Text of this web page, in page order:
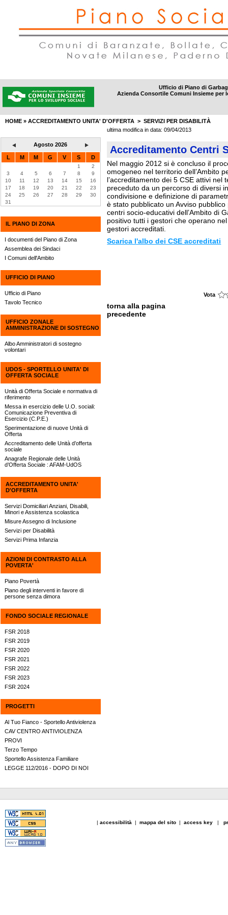
DISTRETTI|AMBITI SOCIALI| INFORMAZIONI|CONTATTI
Ufficio di Piano di
Azienda Consortile Comuni Insieme per
HOME» ACCREDITAMENTO UNITA' D'OFFERTA > SERVIZI PER DISABILITÀ
Agosto 2026
L M M G V S D
1
2
3
4 5 6 7 8
9
10
11 12 13 14 15
16
17
18 19 20 21 22
23
24
25 26 27 28 29
30
31
IL PIANO DI ZONA
I documenti del Piano di Zona
Assemblea dei Sindaci
I Comuni dell'Ambito
UFFICIO DI PIANO
Ufficio di Piano
Tavolo Tecnico
UFFICIO ZONALE
AMMINISTRAZIONE DI SOSTEGNO
Albo Amministratori di sostegno
volontari
UDOS - SPORTELLO UNITA' DI
OFFERTA SOCIALE
Unità di Offerta Sociale e normativa di
riferimento
Messa in esercizio delle U.O. sociali:
Comunicazione Preventiva di
Esercizio (C.P.E.)
Sperimentazione di nuove Unità di
Offerta
Accreditamento delle Unità d’offerta
sociale
Anagrafe Regionale delle Unità
d’Offerta Sociale : AFAM-UdOS
ACCREDITAMENTO UNITA'
D'OFFERTA
Servizi Domiciliari Anziani, Disabili,
Minori e Assistenza scolastica
Misure Assegno di Inclusione
Servizi per Disabilità
Servizi Prima Infanzia
AZIONI DI CONTRASTO ALLA
POVERTA'
Piano Povertà
Piano degli interventi in favore di
persone senza dimora
FONDO SOCIALE REGIONALE
FSR 2018
FSR 2019
FSR 2020
FSR 2021
FSR 2022
FSR 2023
FSR 2024
PROGETTI
Al Tuo Fianco - Sportello Antiviolenza
CAV CENTRO ANTIVIOLENZA
PROVI
Terzo Tempo
Sportello Assistenza Familiare
LEGGE 112/2016 - DOPO DI NOI
ultima modifica in data:09/04/2013
Accreditamento Centri
Nel maggio 2012 si è concluso il
omogeneo nel territorio dell’Ambito
l’accreditamento dei 5 CSE attivi nel
preceduto da un percorso di diversi
condivisione e definizione di
è stato pubblicato un Avviso pubblico
centri socio-educativi dell’Ambito di
positivo tutti i gestori che operano
gestori accreditati.
Scarica l'albo dei CSE accreditati
Vota
torna alla pagina
precedente
|accessibilità |mappa del sito |access key |